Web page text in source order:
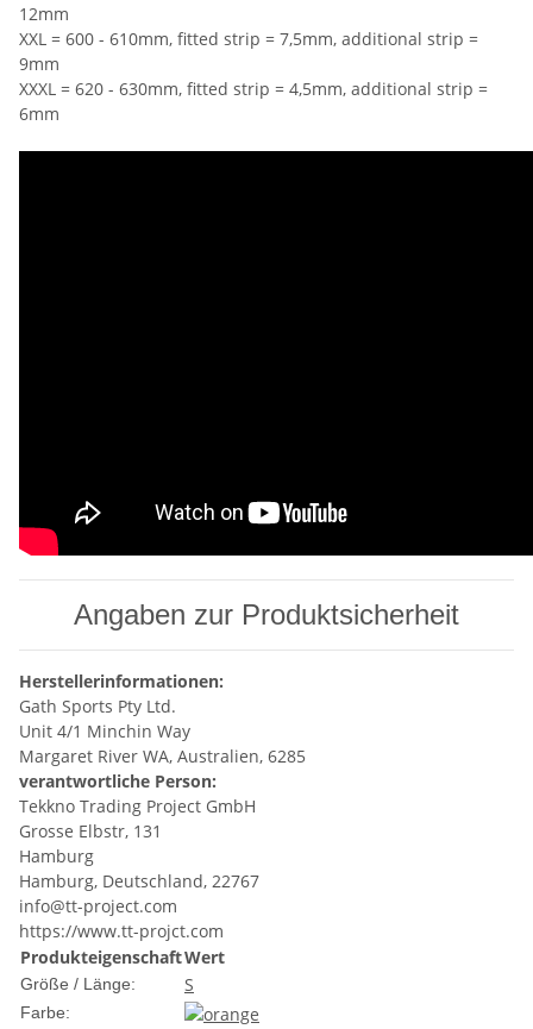
12mm
XXL = 600 - 610mm, fitted strip = 7,5mm, additional strip =
9mm
XXXL = 620 - 630mm, fitted strip = 4,5mm, additional strip =
6mm
Angaben zur Produktsicherheit
Herstellerinformationen:
Gath Sports Pty Ltd.
Unit 4/1 Minchin Way
Margaret River WA, Australien, 6285
verantwortliche Person:
Tekkno Trading Project GmbH
Grosse Elbstr, 131
Hamburg
Hamburg, Deutschland, 22767
info@tt-project.com
https://www.tt-projct.com
ProdukteigenschaftWert
Größe / Länge: S
Farbe: